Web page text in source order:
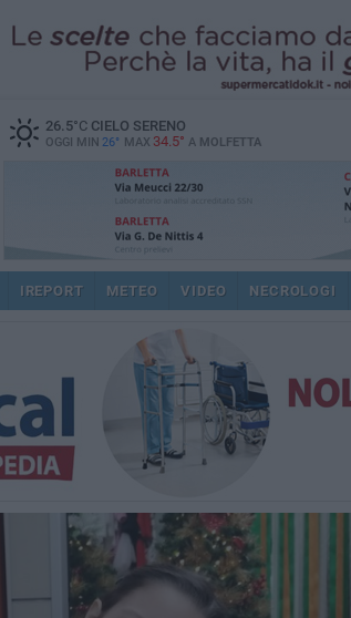
26.5°CCIELO SERENO
OGGI MIN 26° MAX 34.5° A MOLFETTA
IREPORT METEO VIDEO NECROLOGI